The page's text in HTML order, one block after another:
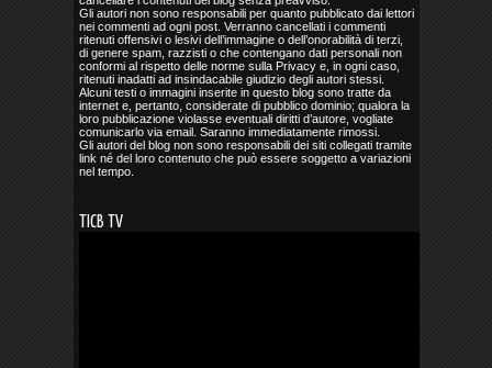
Gli autori non sono responsabili per quanto pubblicato dai lettori
nei commenti ad ogni post. Verranno cancellati i commenti
ritenuti offensivi o lesivi dell’immagine o dell’onorabilità di terzi,
di genere spam, razzisti o che contengano dati personali non
conformi al rispetto delle norme sulla Privacy e, in ogni caso,
ritenuti inadatti ad insindacabile giudizio degli autori stessi.
Alcuni testi o immagini inserite in questo blog sono tratte da
internet e, pertanto, considerate di pubblico dominio; qualora la
loro pubblicazione violasse eventuali diritti d’autore, vogliate
comunicarlo via email. Saranno immediatamente rimossi.
Gli autori del blog non sono responsabili dei siti collegati tramite
link né del loro contenuto che può essere soggetto a variazioni
nel tempo.
TICB TV